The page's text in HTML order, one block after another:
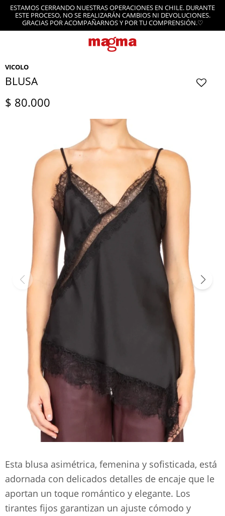
ESTAMOS CERRANDO NUESTRAS OPERACIONES EN CHILE. DURANTE
ESTE PROCESO, NO SE REALIZARÁN CAMBIOS NI DEVOLUCIONES.
GRACIAS POR ACOMPAÑARNOS Y POR TU COMPRENSIÓN.♡
VICOLO
BLUSA
$ 80.000
Esta blusa asimétrica, femenina y sofisticada, está
adornada con delicados detalles de encaje que le
aportan un toque romántico y elegante. Los
tirantes fijos garantizan un ajuste cómodo y